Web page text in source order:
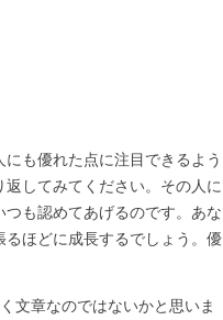
も優れた点に注目できるよう
してみてください。その人に
も認めてあげるのです。あな
ほどに成長するでしょう。優
文章なのではないかと思いま